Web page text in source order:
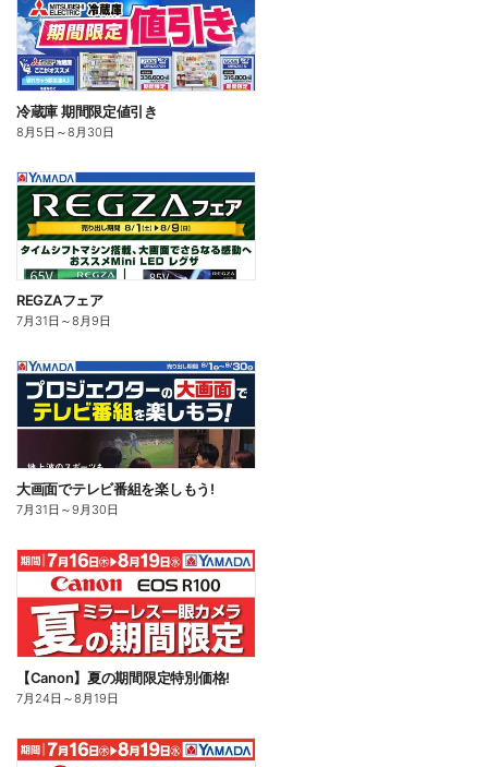
冷蔵庫 期間限定値引き
8月5日 ～8月30日
REGZAフェア
7月31日 ～8月9日
大画面でテレビ番組を楽しもう!
7月31日 ～9月30日
【Canon】夏の期間限定特別価格!
7月24日 ～8月19日